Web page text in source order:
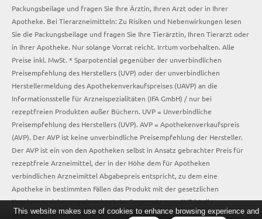
Packungsbeilage und fragen Sie Ihre Ärztin, Ihren Arzt oder in Ihrer
Apotheke. Bei Tierarzneimitteln: Zu Risiken und Nebenwirkungen lesen
Sie die Packungsbeilage und fragen Sie Ihre Tierärztin, Ihren Tierarzt oder
in Ihrer Apotheke. Nur solange Vorrat reicht. Irrtum vorbehalten. Alle
Preise inkl. MwSt. * Sparpotential gegenüber der unverbindlichen
Preisempfehlung des Herstellers (UVP) oder der unverbindlichen
Herstellermeldung des Apothekenverkaufspreises (UAVP) an die
Informationsstelle für Arzneispezialitäten (IFA GmbH) / nur bei
rezeptfreien Produkten außer Büchern. UVP = Unverbindliche
Preisempfehlung des Herstellers (UVP). AVP = Apothekenverkaufspreis
(AVP). Der AVP ist keine unverbindliche Preisempfehlung der Hersteller.
Der AVP ist ein von den Apotheken selbst in Ansatz gebrachter Preis für
rezeptfreie Arzneimittel, der in der Höhe dem für Apotheken
verbindlichen Arzneimittel Abgabepreis entspricht, zu dem eine
Apotheke in bestimmten Fällen das Produkt mit der gesetzlichen
Krankenversicherung abrechnet. Im Gegensatz zum AVP ist die
gebräuchliche UVP eine Empfehlung der Hersteller.
This website makes use of cookies to enhance browsing experience and